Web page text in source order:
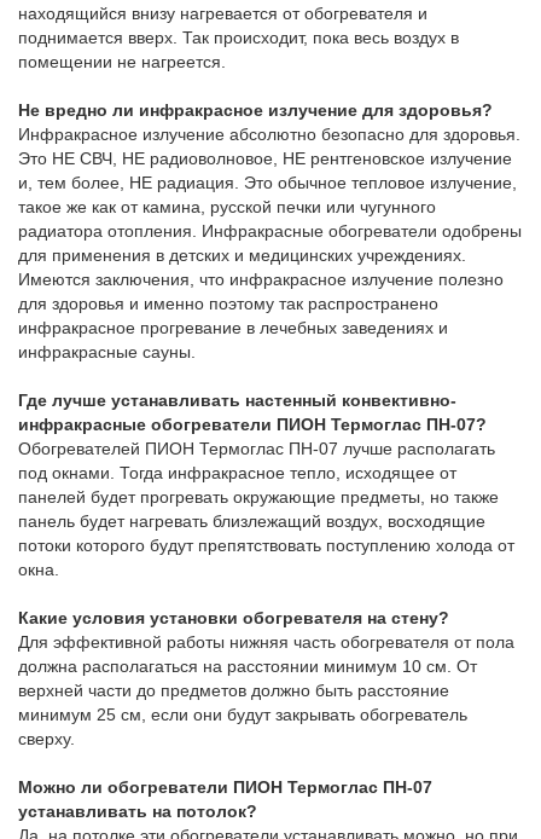
находящийся внизу нагревается от обогревателя и
поднимается вверх. Так происходит, пока весь воздух в
помещении не нагреется.
Не вредно ли инфракрасное излучение для здоровья?
Инфракрасное излучение абсолютно безопасно для здоровья.
Это НЕ СВЧ, НЕ радиоволновое, НЕ рентгеновское излучение
и, тем более, НЕ радиация. Это обычное тепловое излучение,
такое же как от камина, русской печки или чугунного
радиатора отопления. Инфракрасные обогреватели одобрены
для применения в детских и медицинских учреждениях.
Имеются заключения, что инфракрасное излучение полезно
для здоровья и именно поэтому так распространено
инфракрасное прогревание в лечебных заведениях и
инфракрасные сауны.
Где лучше устанавливать настенный конвективно-
инфракрасные обогреватели ПИОН Термоглас ПН-07?
Обогревателей ПИОН Термоглас ПН-07 лучше располагать
под окнами. Тогда инфракрасное тепло, исходящее от
панелей будет прогревать окружающие предметы, но также
панель будет нагревать близлежащий воздух, восходящие
потоки которого будут препятствовать поступлению холода от
окна.
Какие условия установки обогревателя на стену?
Для эффективной работы нижняя часть обогревателя от пола
должна располагаться на расстоянии минимум 10 см. От
верхней части до предметов должно быть расстояние
минимум 25 см, если они будут закрывать обогреватель
сверху.
Можно ли обогреватели ПИОН Термоглас ПН-07
устанавливать на потолок?
Да, на потолке эти обогреватели устанавливать можно. но при